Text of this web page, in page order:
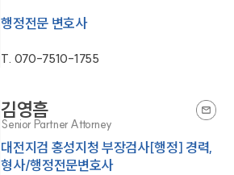
행정전문 변호사
T. 070-7510-1755
김영흠
Senior Partner Attorney
대전지검 홍성지청 부장검사[행정] 경력,
형사/행정전문변호사